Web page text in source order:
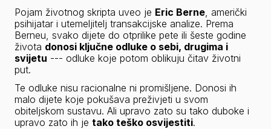
Pojam životnog skripta uveo je Eric Berne, američki
psihijatar i utemeljitelj transakcijske analize. Prema
Berneu, svako dijete do otprilike pete ili šeste godine
života donosi ključne odluke o sebi, drugima i
svijetu --- odluke koje potom oblikuju čitav životni
put.
Te odluke nisu racionalne ni promišljene. Donosi ih
malo dijete koje pokušava preživjeti u svom
obiteljskom sustavu. Ali upravo zato su tako duboke i
upravo zato ih je tako teško osvijestiti.